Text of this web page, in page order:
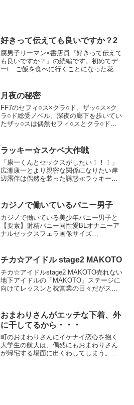
好きって伝えても良いですか？2
腐男子リーマン×書店員『好きって伝えて
も良いですか？』の続編です。初めてデ
ーt…ご飯を食べに行くことになった花屋
24p（エロ6p、おまけマンガ1p）
月夜の秘密
FF7のセフィ○ス×クラ○ド、ザッ○ス×ク
ラ○ド総受ノベル。深夜の廊下を歩いてい
たザッ○スは偶然セフィ○スとクラ○ドの
があり―…！思わぬ友の痴態を覗いてし
まったザッ○スにどす黒い感情が芽生えて
―…。前半、セフィクラ、後半ザックラ
な構成です。二人の男に翻弄されるクラ○
ドをお楽しみ下さい。
ラッキー☆スケベ大作戦
「康一くんとセックスがしたい！！！」
広瀬康一とより親密な関係になりたい岸
辺露伴は偶然を装った誘惑≪ラッキー☆
いギャグエロ漫画だよ！！！！楽し
い！！！！かわいい！！！ハッピーエン
ド！！！
カジノで働いているバニー男子
カジノで働いている美少年バニー男子と
【要素】射精バニー同性愛BLオナニーア
ナルセックスフェラ画像サイズ
るキャラクターや設定も架空です。※犯
罪や違法行為を美化する意図は一切あり
ません。※独自のモデルを使用したAI生
成を利用しております。※全ての登場人
物は成人以上として生成されています。
がある場合があります。
チカ☆アイドル stage2 MAKOTO
チカ☆アイドルstage2 MAKOTO売れない
地下アイドルの「MAKOTO」ステージに
向けてレッスンと枕営業の日々だがスポ
がばれとんでもない「お仕置き」がされ
ることに…！全体的に明るめのお話で
す。全31P
おまわりさんがエッチな下着、外
に干してるから・・・
町のおまわりさんにイケナイ恋心を抱く
大学生の航大は、偶然にもおまわりさん
が帰宅する場面に出くわしてしまう。そ